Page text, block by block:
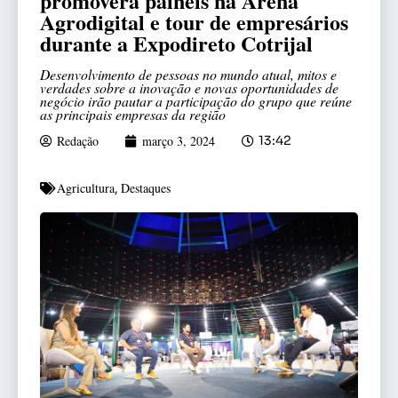
Agrodigital e tour de empresários
durante a Expodireto Cotrijal
Desenvolvimento de pessoas no mundo atual, mitos e
verdades sobre a inovação e novas oportunidades de
negócio irão pautar a participação do grupo que reúne
as principais empresas da região
Redação março 3, 2024 13:42
Agricultura, Destaques